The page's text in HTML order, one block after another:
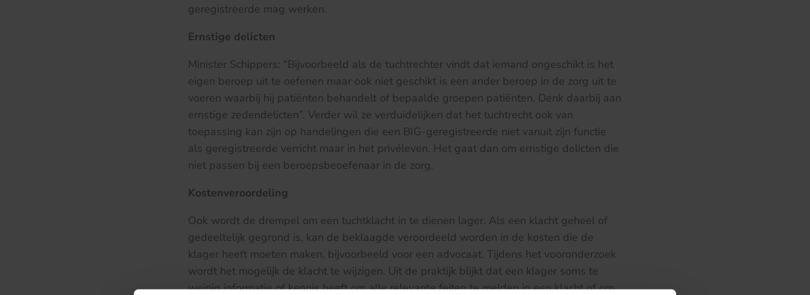
geregistreerde mag werken.
Ernstige delicten
Minister Schippers: “Bijvoorbeeld als de tuchtrechter vindt dat iemand ongeschikt is het
eigen beroep uit te oefenen maar ook niet geschikt is een ander beroep in de zorg uit te
voeren waarbij hij patiënten behandelt of bepaalde groepen patiënten. Denk daarbij aan
ernstige zedendelicten”. Verder wil ze verduidelijken dat het tuchtrecht ook van
toepassing kan zijn op handelingen die een BIG-geregistreerde niet vanuit zijn functie
als geregistreerde verricht maar in het privéleven. Het gaat dan om ernstige delicten die
niet passen bij een beroepsbeoefenaar in de zorg.
Kostenveroordeling
Ook wordt de drempel om een tuchtklacht in te dienen lager. Als een klacht geheel of
gedeeltelijk gegrond is, kan de beklaagde veroordeeld worden in de kosten die de
klager heeft moeten maken, bijvoorbeeld voor een advocaat. Tijdens het vooronderzoek
wordt het mogelijk de klacht te wijzigen. Uit de praktijk blijkt dat een klager soms te
weinig informatie of kennis heeft om alle relevante feiten te melden in een klacht of om